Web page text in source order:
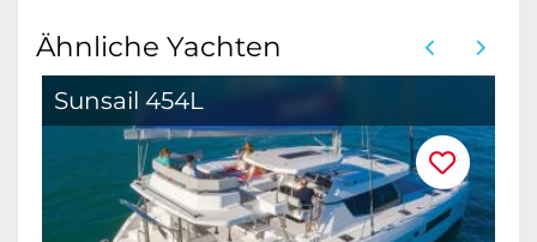
Ähnliche Yachten
Sunsail 454L